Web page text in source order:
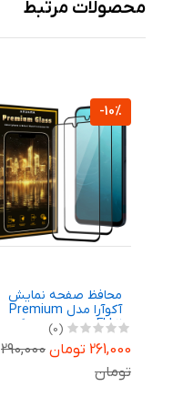
محصولات مرتبط
-10%
محافظ صفحه نمایش
آکوآرا مدل Premium
FLL2 مناسب برای گوشی
موبایل شیائومی Redmi
A3 Pro / Redmi A4 /
عددی
(0)
261,000 تومان
290,000
تومان